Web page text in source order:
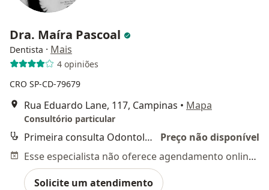
Dra. Maíra Pascoal
Dentista · Mais
4 opiniões
CRO SP-CD-79679
Rua Eduardo Lane, 117, Campinas • Mapa
Consultório particular
Primeira consulta Odontológica
Preço não disponível
Esse especialista não oferece agendamento online para esse endereço.
Solicite um atendimento